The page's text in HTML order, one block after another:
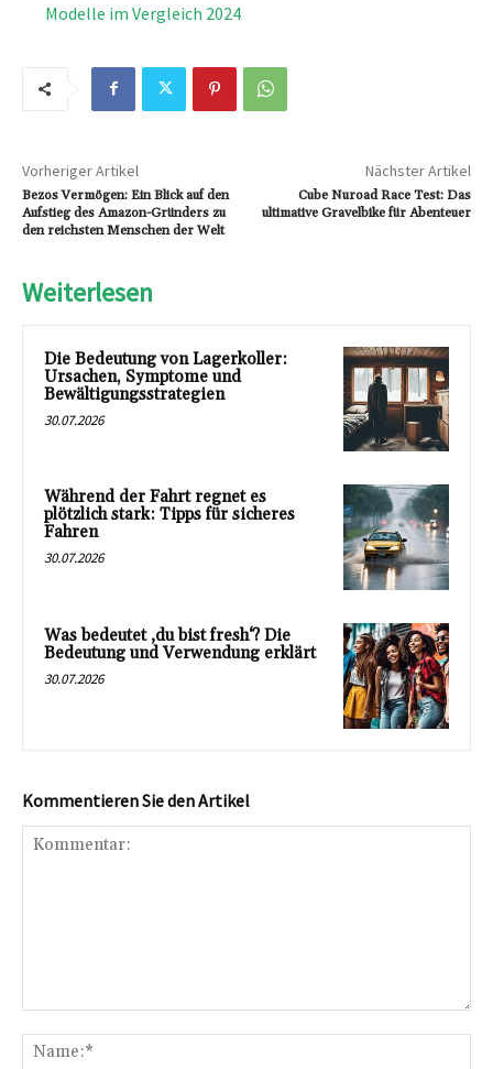
Modelle im Vergleich 2024
Vorheriger Artikel
Bezos Vermögen: Ein Blick auf den
Aufstieg des Amazon-Gründers zu
den reichsten Menschen der Welt
Nächster Artikel
Cube Nuroad Race Test: Das
ultimative Gravelbike für Abenteuer
Weiterlesen
Die Bedeutung von Lagerkoller:
Ursachen, Symptome und
Bewältigungsstrategien
30.07.2026
Während der Fahrt regnet es
plötzlich stark: Tipps für sicheres
Fahren
30.07.2026
Was bedeutet ‚du bist fresh‘? Die
Bedeutung und Verwendung erklärt
30.07.2026
Kommentieren Sie den Artikel